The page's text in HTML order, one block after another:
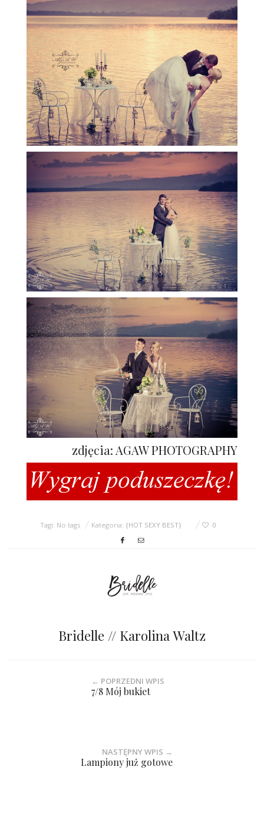
zdjęcia: AGAW PHOTOGRAPHY
Tagi: No tags Kategoria: {HOT SEXY BEST} 0
Bridelle // Karolina Waltz
← POPRZEDNI WPIS
7/8 Mój bukiet
NASTĘPNY WPIS →
Lampiony już gotowe